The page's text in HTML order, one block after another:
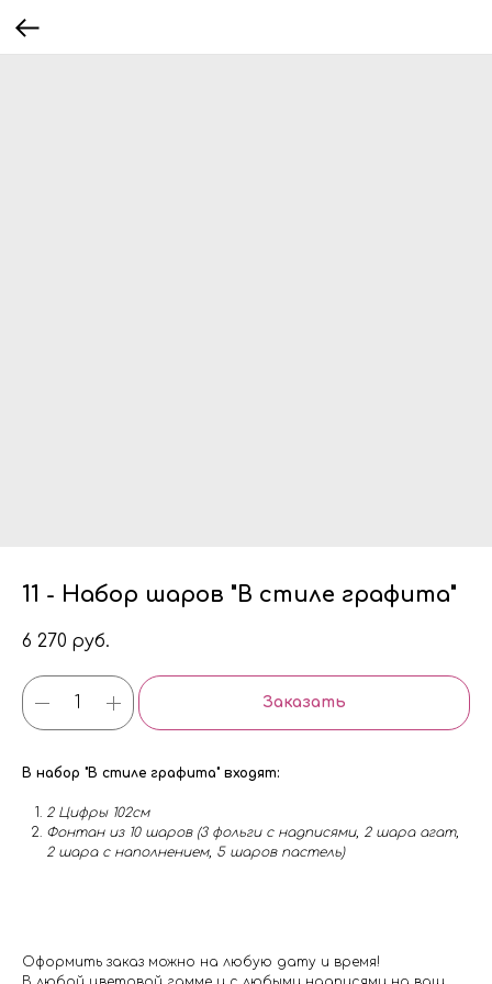
11 - Набор шаров "В стиле графита"
6 270 руб.
Заказать
В набор "В стиле графита" входят:
2 Цифры 102см
Фонтан из 10 шаров (3 фольги с надписями, 2 шара агат,
2 шара с наполнением, 5 шаров пастель)
Оформить заказ можно на любую дату и время!